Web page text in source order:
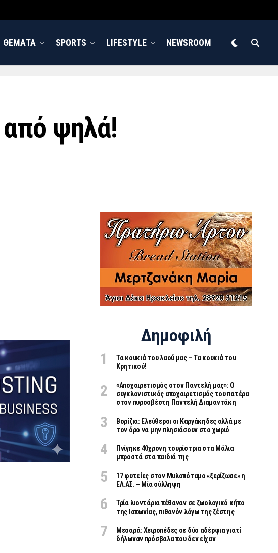
ΘΕΜΑΤΑ SPORTS LIFESTYLE NEWSROOM
από ψηλά!
Δημοφιλή
Τα κουκιά του λαού μας – Τα κουκιά του
Κρητικού!
«Aποχαιρετισμός στον Παντελή μας»: Ο
συγκλονιστικός αποχαιρετισμός του πατέρα
στον πυροσβέστη Παντελή Διαμαντάκη
Βορίζια: Ελεύθεροι οι Καργάκηδες αλλά με
τον όρο να μην πλησιάσουν στο χωριό
Πνίγηκε 40χρονη τουρίστρια στα Μάλια
μπροστά στα παιδιά της
17 φυτείες στον Μυλοπόταμο «ξερίζωσε» η
ΕΛ.ΑΣ. – Μία σύλληψη
Τρία λιοντάρια πέθαναν σε ζωολογικό κήπο
της Ιαπωνίας, πιθανόν λόγω της ζέστης
Μεσαρά: Χειροπέδες σε δύο αδέρφια γιατί
δήλωναν πρόσβαλα που δεν είχαν